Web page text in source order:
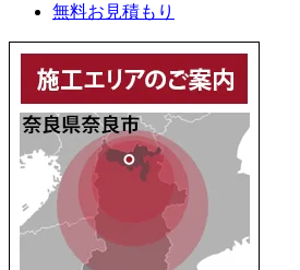
無料お見積もり